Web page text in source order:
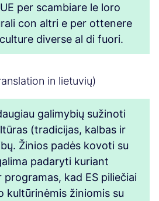
per scambiare le loro
con altri e per ottenere
diverse al di fuori.
in lietuvių)
galimybių sužinoti
(tradicijas, kalbas ir
Žinios padės kovoti su
padaryti kuriant
kad ES piliečiai
kultūrinėmis žiniomis su